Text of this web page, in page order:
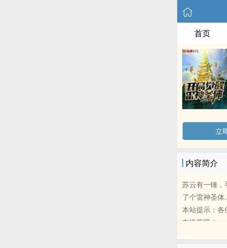
首页
立
内容简介
苏云有一锤
了个雷神圣
本站提示：各
友推荐哦！